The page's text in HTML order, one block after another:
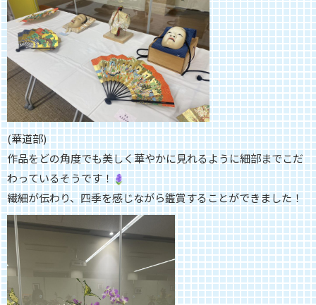
(華道部)
作品をどの角度でも美しく華やかに見れるように細部までこだ
わっているそうです！
繊細が伝わり、四季を感じながら鑑賞することができました！